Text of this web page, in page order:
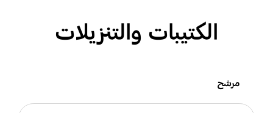
الكتيبات والتنزيلات
مرشح